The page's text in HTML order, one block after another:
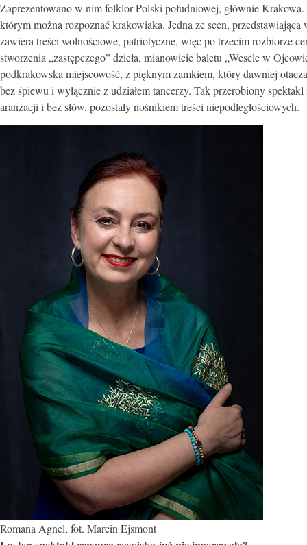
Zaprezentowano w nim folklor Polski południowej, głównie
którym można rozpoznać krakowiaka. Jedna ze scen,
zawiera treści wolnościowe, patriotyczne, więc po trzecim rozbiorze
stworzenia „zastępczego” dzieła, mianowicie baletu „Wesele w
podkrakowska miejscowość, z pięknym zamkiem, który dawniej
bez śpiewu i wyłącznie z udziałem tancerzy. Tak przerobiony
aranżacji i bez słów, pozostały nośnikiem treści niepodległościowych.
Romana Agnel, fot. Marcin Ejsmont